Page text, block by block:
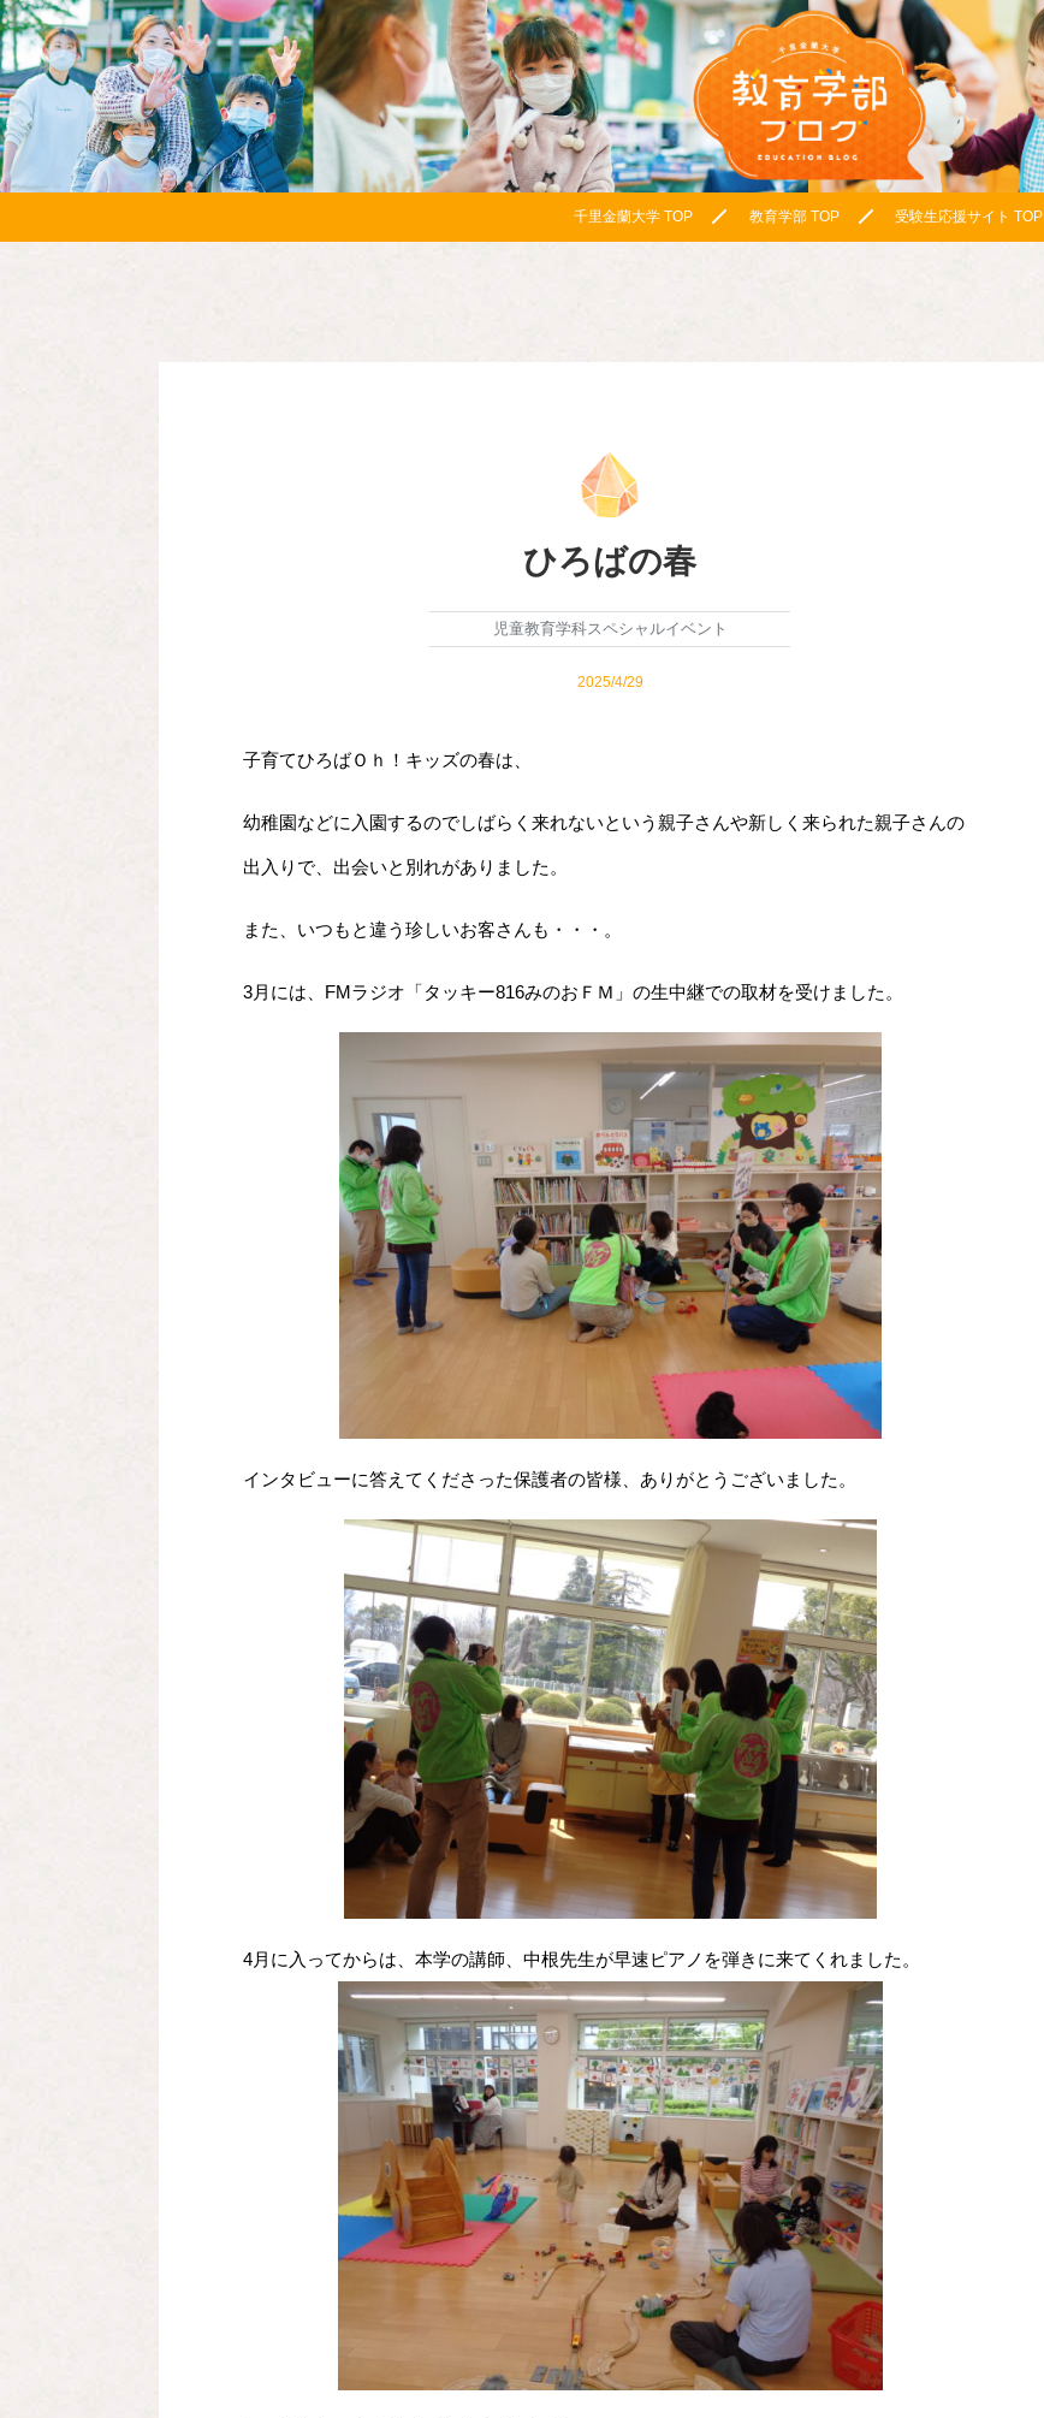
千里金蘭大学 TOP 教育学部 TOP 受験生応援サイト TOP
ひろばの春
2025/4/29
児童教育学科スペシャルイベント
子育てひろばＯｈ！キッズの春は、
幼稚園などに入園するのでしばらく来れないという親子さんや新しく来られた親子さんの
出入りで、出会いと別れがありました。
また、いつもと違う珍しいお客さんも・・・。
3月には、FMラジオ「タッキー816みのおＦＭ」の生中継での取材を受けました。
インタビューに答えてくださった保護者の皆様、ありがとうございました。
4月に入ってからは、本学の講師、中根先生が早速ピアノを弾きに来てくれました。